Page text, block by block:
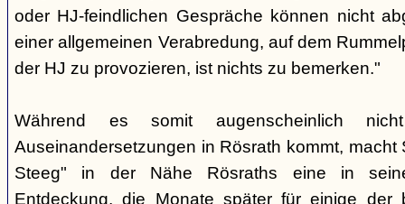
oder HJ-feindlichen Gespräche können nicht
einer allgemeinen Verabredung, auf dem
der HJ zu provozieren, ist nichts zu bemerken."
Während es somit augenscheinlich
Auseinandersetzungen in Rösrath kommt, macht
Steeg" in der Nähe Rösraths eine in
Entdeckung, die Monate später für einige der